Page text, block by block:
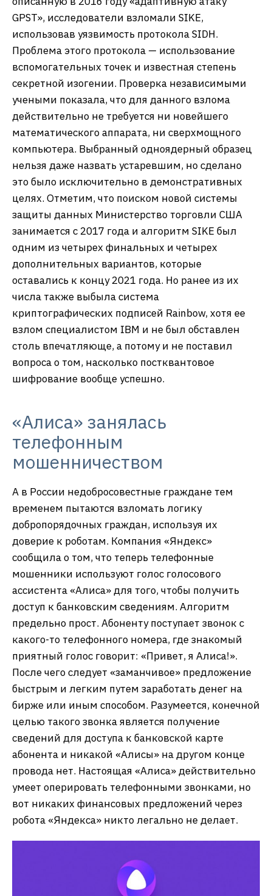
GPST», исследователи взломали SIKE,
использовав уязвимость протокола SIDH.
Проблема этого протокола — использование
вспомогательных точек и известная степень
секретной изогении. Проверка независимыми
учеными показала, что для данного взлома
действительно не требуется ни новейшего
математического аппарата, ни сверхмощного
компьютера. Выбранный одноядерный образец
нельзя даже назвать устаревшим, но сделано
это было исключительно в демонстративных
целях. Отметим, что поиском новой системы
защиты данных Министерство торговли США
занимается с 2017 года и алгоритм SIKE был
одним из четырех финальных и четырех
дополнительных вариантов, которые
оставались к концу 2021 года. Но ранее из их
числа также выбыла система
криптографических подписей Rainbow, хотя ее
взлом специалистом IBM и не был обставлен
столь впечатляюще, а потому и не поставил
вопроса о том, насколько постквантовое
шифрование вообще успешно.
«Алиса» занялась
телефонным
мошенничеством
А в России недобросовестные граждане тем
временем пытаются взломать логику
добропорядочных граждан, используя их
доверие к роботам. Компания «Яндекс»
сообщила о том, что теперь телефонные
мошенники используют голос голосового
ассистента «Алиса» для того, чтобы получить
доступ к банковским сведениям. Алгоритм
предельно прост. Абоненту поступает звонок с
какого-то телефонного номера, где знакомый
приятный голос говорит: «Привет, я Алиса!».
После чего следует «заманчивое» предложение
быстрым и легким путем заработать денег на
бирже или иным способом. Разумеется, конечной
целью такого звонка является получение
сведений для доступа к банковской карте
абонента и никакой «Алисы» на другом конце
провода нет. Настоящая «Алиса» действительно
умеет оперировать телефонными звонками, но
вот никаких финансовых предложений через
робота «Яндекса» никто легально не делает.